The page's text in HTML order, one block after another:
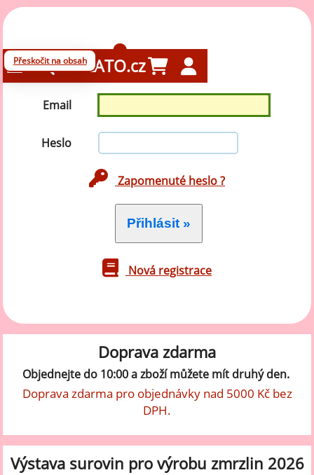
Přeskočit na obsahGELATO.czPřihlášení
Email
Heslo
Zapomenuté heslo ?
Nová registrace
Doprava zdarma
Objednejte do 10:00 a zboží můžete mít druhý den.
Doprava zdarma pro objednávky nad 5000 Kč bez
DPH.
Výstava surovin pro výrobu zmrzlin 2026